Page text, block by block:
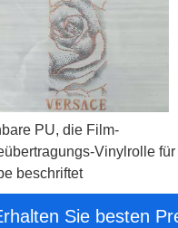
PU, die Film-
Vinylrolle für
beschriftet
Sie besten